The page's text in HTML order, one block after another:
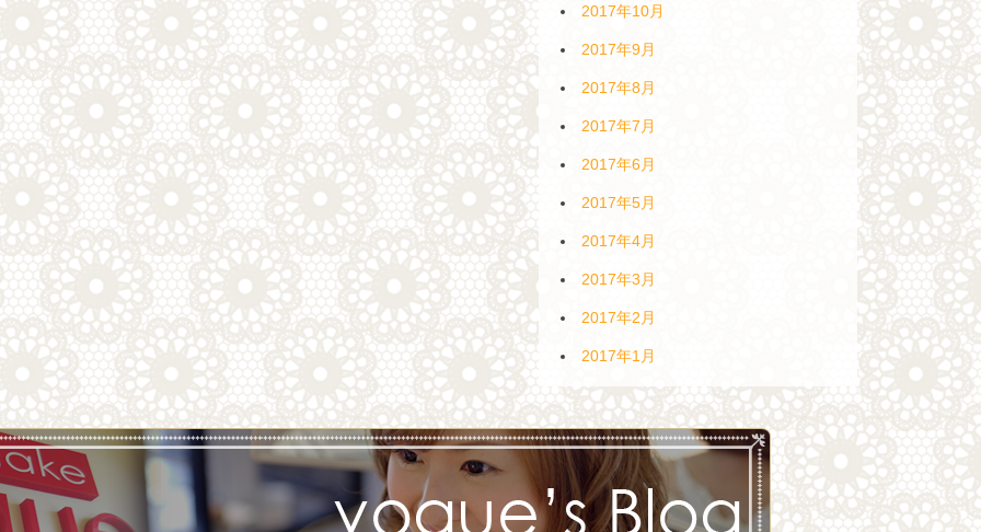
2017年10月
2017年9月
2017年8月
2017年7月
2017年6月
2017年5月
2017年4月
2017年3月
2017年2月
2017年1月